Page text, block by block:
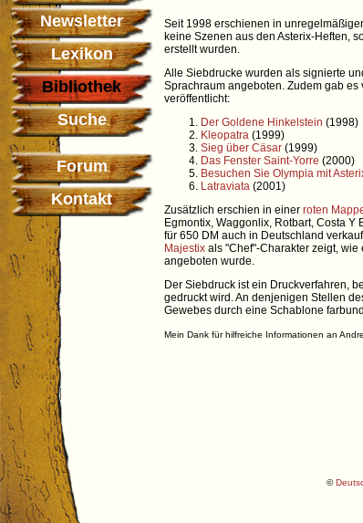
Newsletter
Lexikon
Bibliothek
Suche
Forum
Kontakt
Seit 1998 erschienen in
keine Szenen aus den Asterix-Heften,
erstellt wurden.
Alle Siebdrucke wurden als signierte
Sprachraum angeboten. Zudem gab
veröffentlicht:
Der Goldene Hinkelstein (1998)
Kleopatra (1999)
Sieg über Cäsar (1999)
Das Fenster Saint-Yorre (2000)
Besuchen Sie Olympia mit
Latraviata (2001)
Zusätzlich erschien in einer roten
Egmontix, Waggonlix, Rotbart, Costa
für 650 DM auch in Deutschland
Majestix als "Chef"-Charakter zeigt,
angeboten wurde.
Der Siebdruck ist ein Druckverfahren,
gedruckt wird. An denjenigen Stellen
Gewebes durch eine Schablone
Mein Dank für hilfreiche Informationen an
©